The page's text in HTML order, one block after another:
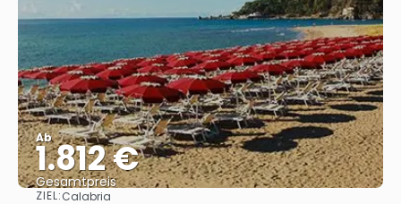
Ab
1.812 €
Gesamtpreis
ZIEL:Calabria